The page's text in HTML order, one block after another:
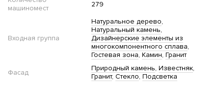
машиномест
279
Входная группа
Натуральное дерево
Натуральный камень
Дизайнерские элементы из
многокомпонентного сплава
Гостевая зона Камин Гранит
Фасад Природный камень Известняк
Гранит Стекло Подсветка